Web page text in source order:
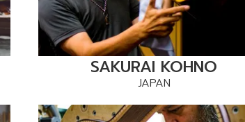
SAKURAI KOHNO
JAPAN